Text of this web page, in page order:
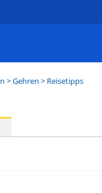
>Gehren > Reisetipps